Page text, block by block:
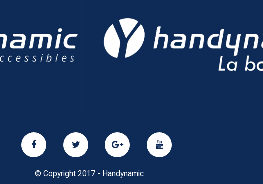
© Copyright 2017 - Handynamic